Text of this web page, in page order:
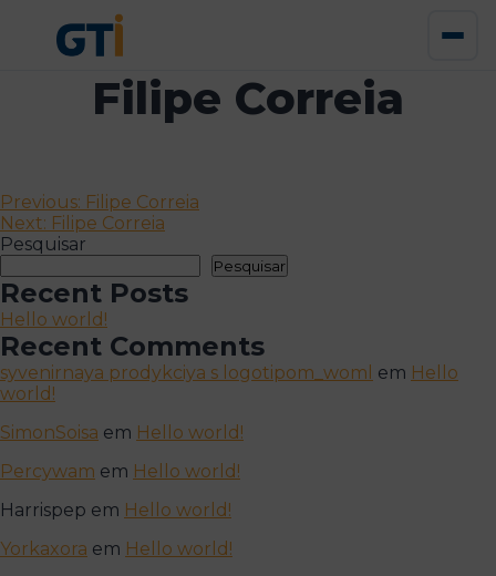
Filipe Correia
Navegação
de
artigos
Previous: Filipe Correia
Next: Filipe Correia
Pesquisar
Pesquisar
Recent Posts
Hello world!
Recent Comments
syvenirnaya prodykciya s logotipom_woml em Hello
world!
SimonSoisa em Hello world!
Percywam em Hello world!
Harrispep em Hello world!
Yorkaxora em Hello world!